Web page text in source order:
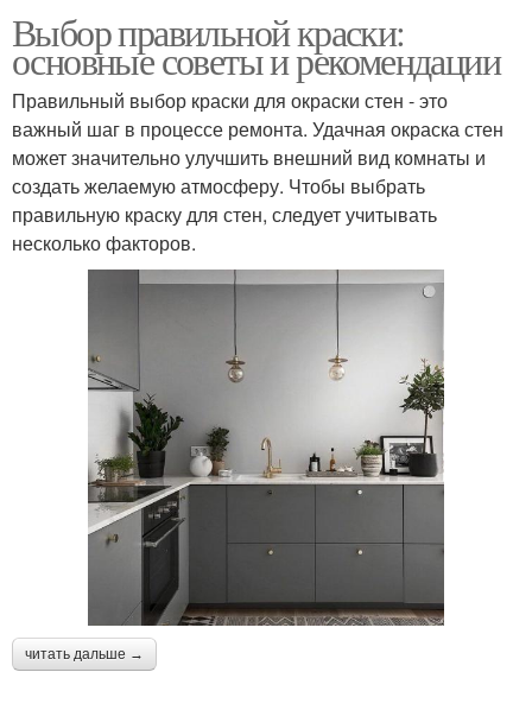
Выбор правильной краски:
основные советы и рекомендации
Правильный выбор краски для окраски стен - это
важный шаг в процессе ремонта. Удачная окраска стен
может значительно улучшить внешний вид комнаты и
создать желаемую атмосферу. Чтобы выбрать
правильную краску для стен, следует учитывать
несколько факторов.
читать дальше →